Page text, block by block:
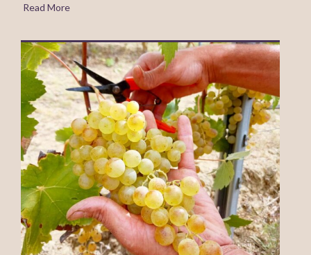
Read More